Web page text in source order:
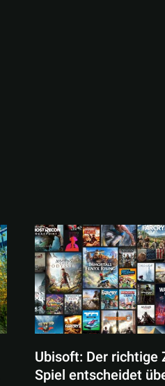
Ubisoft: Der richtige
Spiel entscheidet